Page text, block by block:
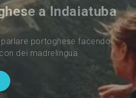
a Indaiatuba
parlare portoghese facendo
dei madrelingua